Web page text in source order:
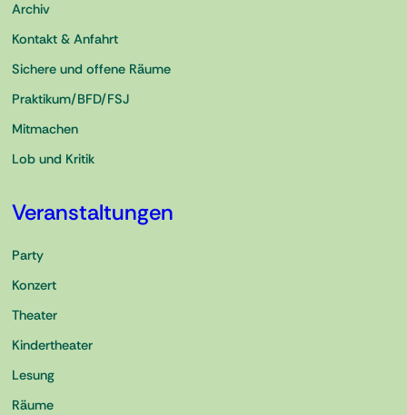
Archiv
Kontakt & Anfahrt
Sichere und offene Räume
Praktikum/BFD/FSJ
Mitmachen
Lob und Kritik
Veranstaltungen
Party
Konzert
Theater
Kindertheater
Lesung
Räume